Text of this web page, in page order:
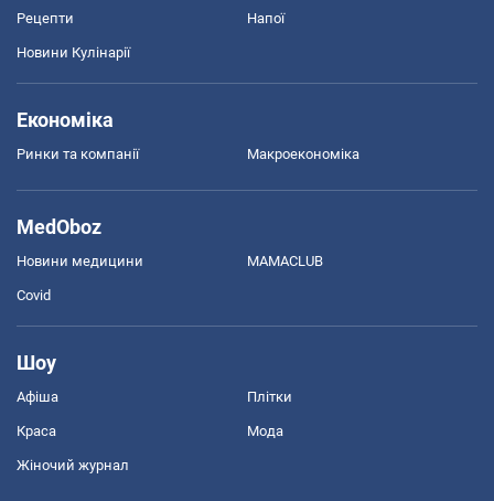
Рецепти Напої
Новини Кулінарії
Економіка
Ринки та компанії Макроекономіка
MedOboz
Новини медицини MAMACLUB
Covid
Шоу
Афіша Плітки
Краса Мода
Жіночий журнал